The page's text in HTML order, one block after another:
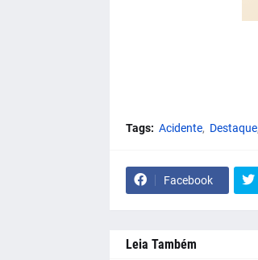
Tags: Acidente Destaque
Facebook
Leia Também